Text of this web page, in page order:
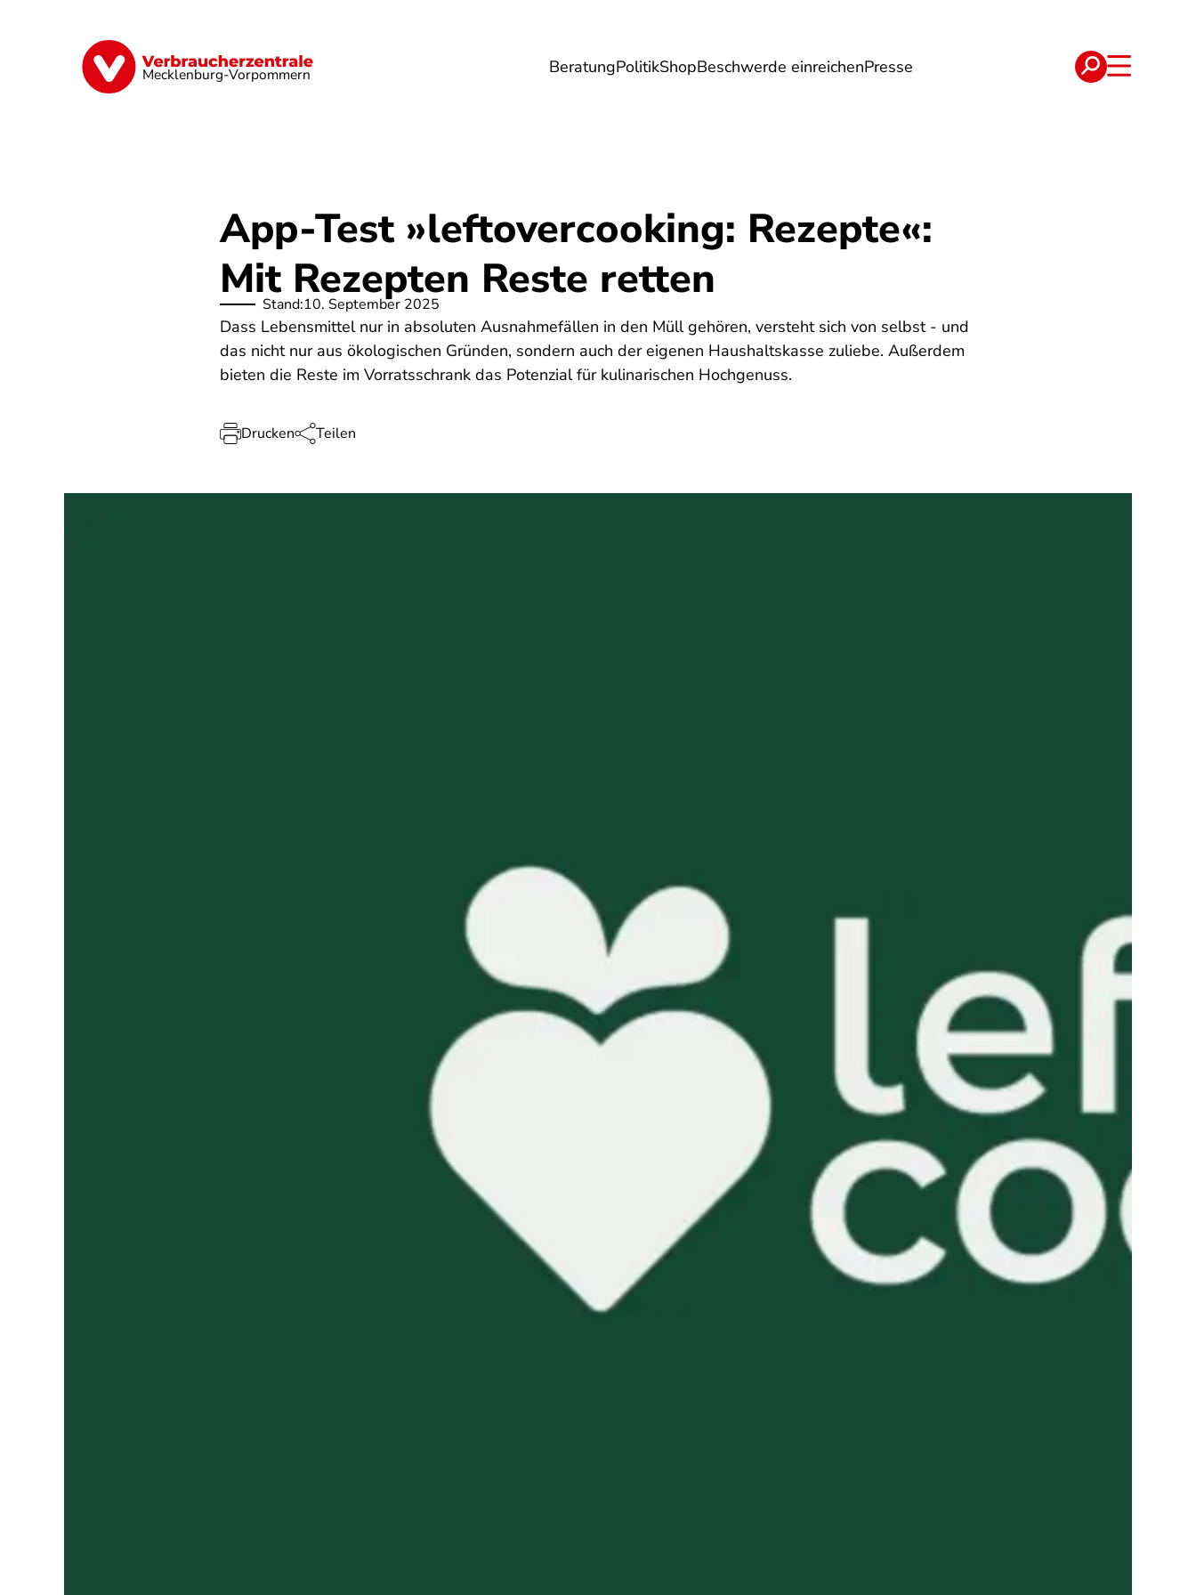
Mecklenburg-Vorpommern BeratungPolitikShopBeschwerde einreichenPresse
Finanzen Digitales Lebensmittel Gesundheit Energie Reise Verträge
App-Test »leftovercooking: Rezepte«:
Mit Rezepten Reste retten
Stand:10. September 2025
Dass Lebensmittel nur in absoluten Ausnahmefällen in den Müll gehören, versteht sich von selbst - und
das nicht nur aus ökologischen Gründen, sondern auch der eigenen Haushaltskasse zuliebe. Außerdem
bieten die Reste im Vorratsschrank das Potenzial für kulinarischen Hochgenuss.
Drucken Teilen